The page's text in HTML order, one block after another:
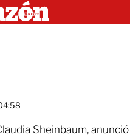
Sheinbaum, anunció